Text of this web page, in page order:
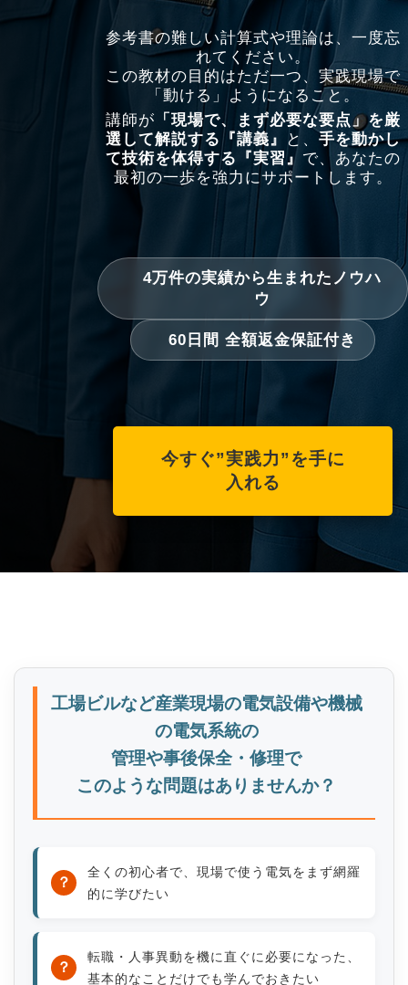
参考書の難しい計算式や理論は、一度忘
れてください。
この教材の目的はただ一つ、実践現場で
「動ける」ようになること。
講師が 「現場で、まず必要な要点」を厳
選して解説する『講義』
と、 手を動かし
て技術を体得する『実習』 で、あなたの
最初の一歩を強力にサポートします。
4万件の実績から生まれたノウハ
ウ
60日間 全額返金保証付き
今すぐ”実践力”を手に
入れる
工場ビルなど産業現場の電気設備や機械
の電気系統の
管理や事後保全・修理で
このような問題はありませんか？
？
全くの初心者で、現場で使う電気をまず網羅
的に学びたい
？
転職・人事異動を機に直ぐに必要になった、
基本的なことだけでも学んでおきたい